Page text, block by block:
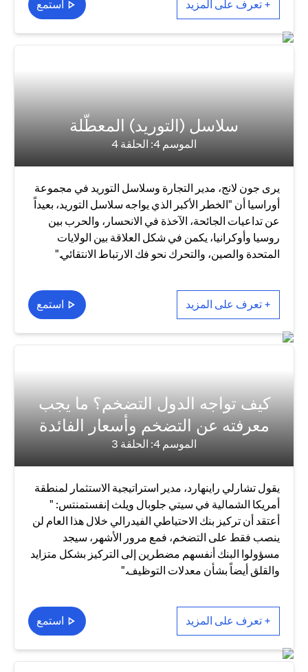
+ تعرف على المزيد استمع
سلاسل (التوريد) المعطّلة
الموسم 4: الحلقة 4
يرى جون لانج، مدير التجارة وسلاسل التوريد في مجموعة
أوراسيا أن "الخطر الأكبر الذي يواجه سلاسل التوريد، بعيداً
عن تداعيات الجائحة، الآخذة في الانحسار، والحرب بين
روسيا وأوكرانيا، يكمن في شكل العلاقة بين الولايات
المتحدة والصين، والتحرك نحو فك الارتباط الانتقائي."
+ تعرف على المزيد استمع
كيف تواجه الدول التضخم؟ ما يجب
معرفته عن التضخم وأسعار الفائدة
الموسم 4: الحلقة 3
يقول تشارلي راينهارد، مدير استراتيجية الاستثمار لمنطقة
أمريكا الشمالية في سيتي جلوبال ويلث إنفستمنتس: "
أعتقد أن تركيز بنك الاحتياطي الفيدرالي خلال هذا العام لن
ينصب فقط على التضخم، فمع مرور الأشهر، سيجد
مسؤولوا البنك أنفسهم مضطرين إلى التركيز بشكل متزايد
والقلق أيضاً بشأن معدلات التوظيف."
+ تعرف على المزيد استمع